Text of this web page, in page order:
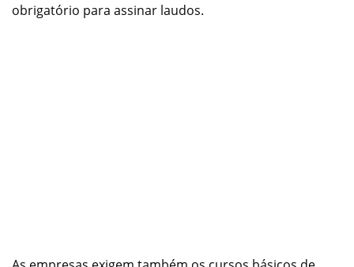
obrigatório para assinar laudos.